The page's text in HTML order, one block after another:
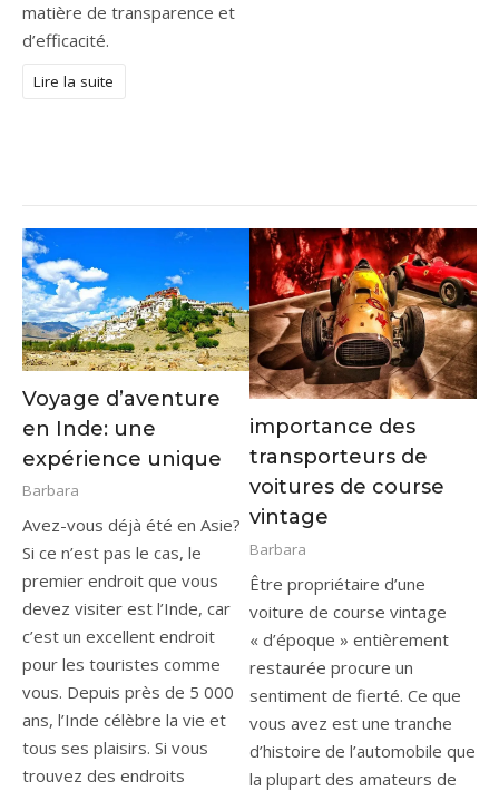
matière de transparence et
d’efficacité.
Lire la suite
Voyage d’aventure
en Inde: une
expérience unique
Barbara
Avez-vous déjà été en Asie?
Si ce n’est pas le cas, le
premier endroit que vous
devez visiter est l’Inde, car
c’est un excellent endroit
pour les touristes comme
vous. Depuis près de 5 000
ans, l’Inde célèbre la vie et
tous ses plaisirs. Si vous
trouvez des endroits
importance des
transporteurs de
voitures de course
vintage
Barbara
Être propriétaire d’une
voiture de course vintage
« d’époque » entièrement
restaurée procure un
sentiment de fierté. Ce que
vous avez est une tranche
d’histoire de l’automobile que
la plupart des amateurs de